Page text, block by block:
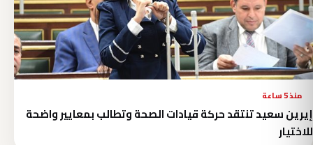
منذ 5 ساعة
إيرين سعيد تنتقد حركة قيادات الصحة وتطالب بمعايير واضحة
للاختيار